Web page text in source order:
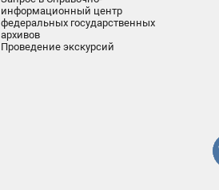
информационный центр
федеральных государственных
архивов
Проведение экскурсий